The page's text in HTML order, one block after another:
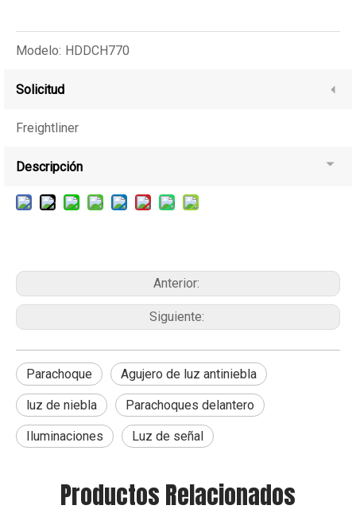
Modelo: HDDCH770
Solicitud
Freightliner
Descripción
Anterior:
Siguiente:
Parachoque Agujero de luz antiniebla
luz de niebla Parachoques delantero
Iluminaciones Luz de señal
Productos Relacionados